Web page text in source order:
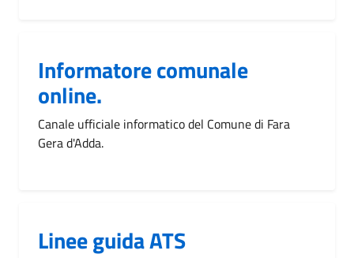
Informatore comunale
online.
Canale ufficiale informatico del Comune di Fara
Gera d'Adda.
Linee guida ATS